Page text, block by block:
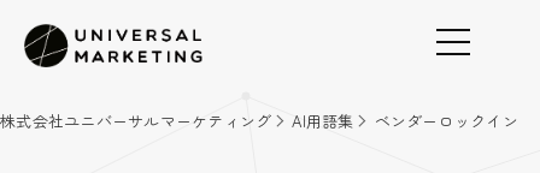
株式会社ユニバーサルマーケティング AI用語集 ベンダーロックイン